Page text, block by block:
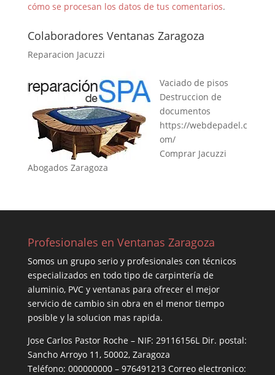
cómo se procesan los datos de tus comentarios.
Colaboradores Ventanas Zaragoza
Reparacion Jacuzzi
Vaciado de pisos
Destruccion de
documentos
https://webdepadel.c
om/
Comprar Jacuzzi
Abogados Zaragoza
Profesionales en Ventanas Zaragoza
Somos un grupo serio y profesionales con técnicos
especializados en todo tipo de carpintería de
aluminio, PVC y ventanas para ofrecer el mejor
servicio de cambio sin obra en el menor tiempo
posible y la solucion mas rapida.
Jose Carlos Pastor Roche – NIF: 29116156L Dir. postal:
Sancho Arroyo 11, 50002, Zaragoza
Teléfono: 000000000 – 976491213 Correo electronico: